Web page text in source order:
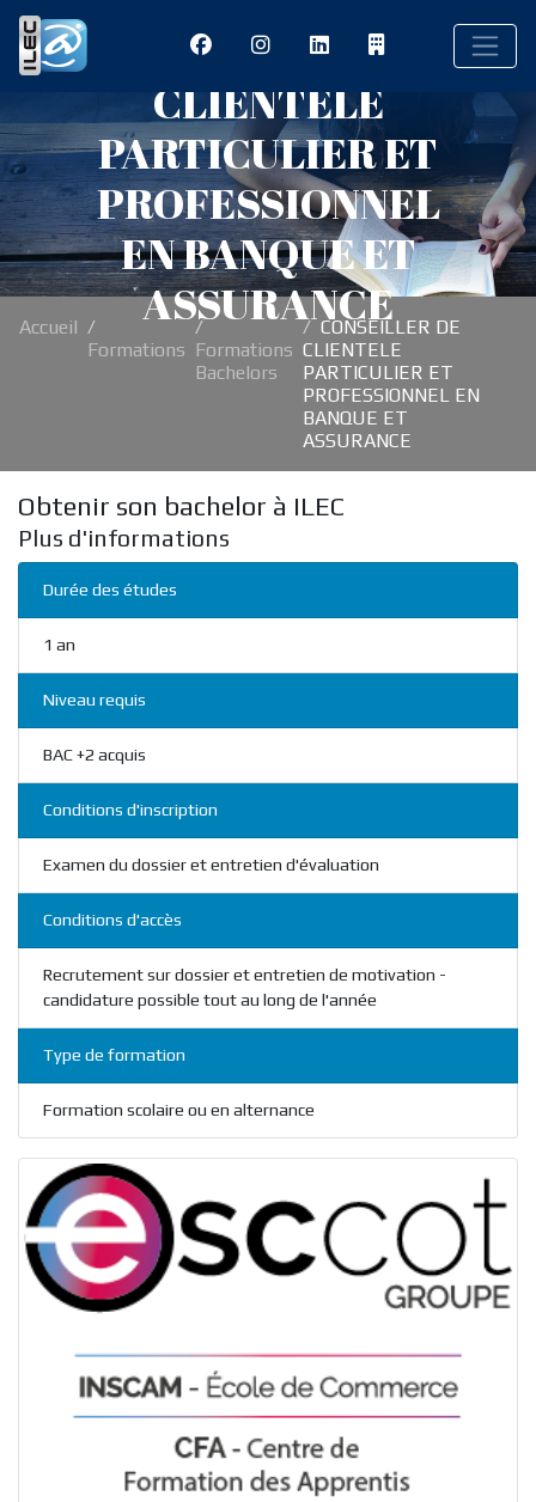
CONSEILLER DE
CLIENTELE
PARTICULIER ET
PROFESSIONNEL
EN BANQUE ET
ASSURANCE
Accueil
Formations Formations
Bachelors
CONSEILLER DE
CLIENTELE
PARTICULIER ET
PROFESSIONNEL EN
BANQUE ET
ASSURANCE
Obtenir son bachelor à ILEC
Plus d'informations
Durée des études
1 an
Niveau requis
BAC +2 acquis
Conditions d'inscription
Examen du dossier et entretien d'évaluation
Conditions d'accès
Recrutement sur dossier et entretien de motivation -
candidature possible tout au long de l'année
Type de formation
Formation scolaire ou en alternance